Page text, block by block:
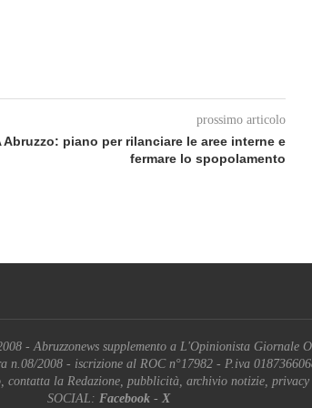
prossimo articolo
Abruzzo: piano per rilanciare le aree interne e
fermare lo spopolamento
- Abruzzonews supplemento a L'Opinionista Giornale
n.08/2008 - iscrizione al ROC n°17982 - P.iva
contatta la Redazione, pubblicità, archivio notizie, privacy
SOCIAL: Facebook- X